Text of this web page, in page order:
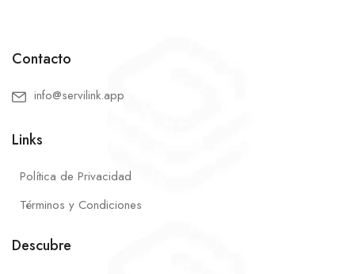
Contacto
info@servilink.app
Links
Política de Privacidad
Términos y Condiciones
Descubre